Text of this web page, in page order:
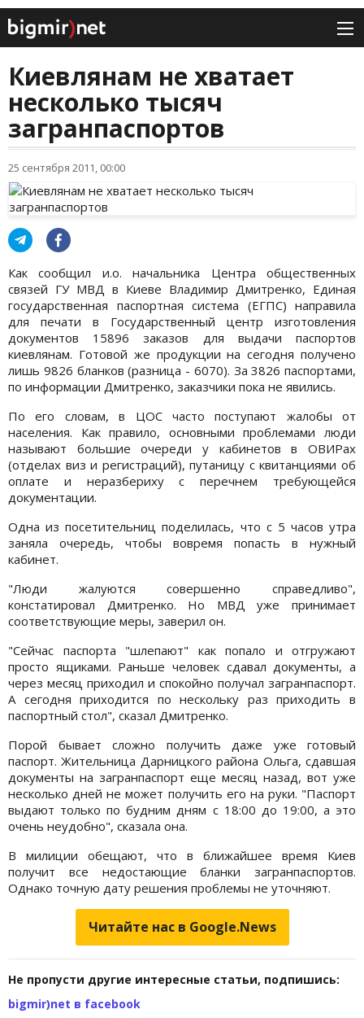
Киевлянам не хватает
несколько тысяч
загранпаспортов
25 сентября 2011, 00:00
Как сообщил и.о. начальника Центра общественных
связей ГУ МВД в Киеве Владимир Дмитренко, Единая
государственная паспортная система (ЕГПС) направила
для печати в Государственный центр изготовления
документов 15896 заказов для выдачи паспортов
киевлянам. Готовой же продукции на сегодня получено
лишь 9826 бланков (разница - 6070). За 3826 паспортами,
по информации Дмитренко, заказчики пока не явились.
По его словам, в ЦОС часто поступают жалобы от
населения. Как правило, основными проблемами люди
называют большие очереди у кабинетов в ОВИРах
(отделах виз и регистраций), путаницу с квитанциями об
оплате и неразбериху с перечнем требующейся
документации.
Одна из посетительниц поделилась, что с 5 часов утра
заняла очередь, чтобы вовремя попасть в нужный
кабинет.
"Люди жалуются совершенно справедливо",
констатировал Дмитренко. Но МВД уже принимает
соответствующие меры, заверил он.
"Сейчас паспорта "шлепают" как попало и отгружают
просто ящиками. Раньше человек сдавал документы, а
через месяц приходил и спокойно получал загранпаспорт.
А сегодня приходится по нескольку раз приходить в
паспортный стол", сказал Дмитренко.
Порой бывает сложно получить даже уже готовый
паспорт. Жительница Дарницкого района Ольга, сдавшая
документы на загранпаспорт еще месяц назад, вот уже
несколько дней не может получить его на руки. "Паспорт
выдают только по будним дням с 18:00 до 19:00, а это
очень неудобно", сказала она.
В милиции обещают, что в ближайшее время Киев
получит все недостающие бланки загранпаспортов.
Однако точную дату решения проблемы не уточняют.
Читайте нас в Google.News
Не пропусти другие интересные статьи, подпишись:
bigmir)net в facebook